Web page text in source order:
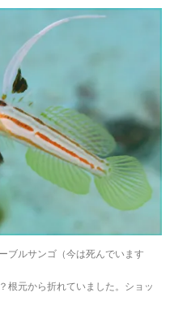
ルサンゴ（今は死んでいます
根元から折れていました。ショッ